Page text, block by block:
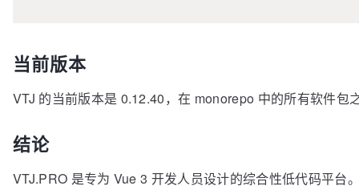
当前版本
VTJ 的当前版本是 0.12.40，在 monorepo 中的所有软件包
结论
VTJ.PRO 是专为 Vue 3 开发人员设计的综合性低代码平